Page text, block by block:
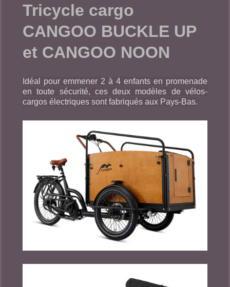
Tricycle cargo
CANGOO BUCKLE UP
et CANGOO NOON
Idéal pour emmener 2 à 4 enfants en promenade
en toute sécurité, ces deux modèles de vélos-
cargos électriques sont fabriqués aux Pays-Bas.